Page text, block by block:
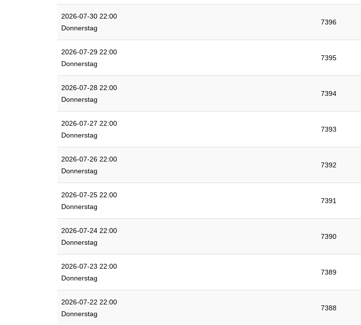
2026-07-30 22:00
Donnerstag
7396
2026-07-29 22:00
Donnerstag
7395
2026-07-28 22:00
Donnerstag
7394
2026-07-27 22:00
Donnerstag
7393
2026-07-26 22:00
Donnerstag
7392
2026-07-25 22:00
Donnerstag
7391
2026-07-24 22:00
Donnerstag
7390
2026-07-23 22:00
Donnerstag
7389
2026-07-22 22:00
Donnerstag
7388